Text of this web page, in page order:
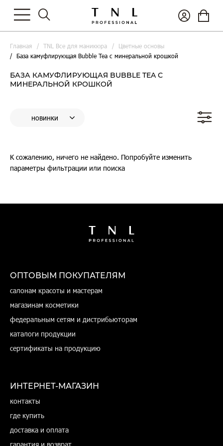
Главная TNL Все для маникюра
Цветные основы
База камуфлирующая Bubble Tea с минеральной крошкой
БАЗА КАМУФЛИРУЮЩАЯ BUBBLE TEA С
МИНЕРАЛЬНОЙ КРОШКОЙ
К сожалению, ничего не найдено. Попробуйте изменить
параметры фильтрации или поиска
ОПТОВЫМ ПОКУПАТЕЛЯМ
салонам красоты и мастерам
магазинам косметики
федеральным сетям и дистрибьюторам
каталоги продукции
сертификаты на продукцию
ИНТЕРНЕТ-МАГАЗИН
контакты
где купить
доставка и оплата
гарантия и возврат